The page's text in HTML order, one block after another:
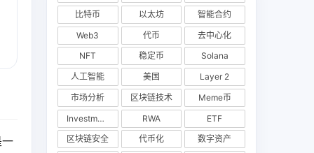
比特币
以太坊
智能合约
Web3
代币
去中心化
NFT
稳定币
Solana
人工智能
美国
Layer 2
市场分析
区块链技术
Meme币
Investments
RWA
ETF
区块链安全
代币化
数字资产